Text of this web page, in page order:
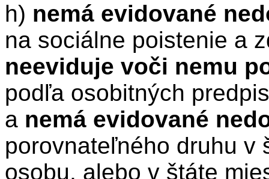
h) nemá evidované
na sociálne poistenie a
neeviduje voči nemu
podľa osobitných
a nemá evidované
porovnateľného druhu v
osobu, alebo v štáte